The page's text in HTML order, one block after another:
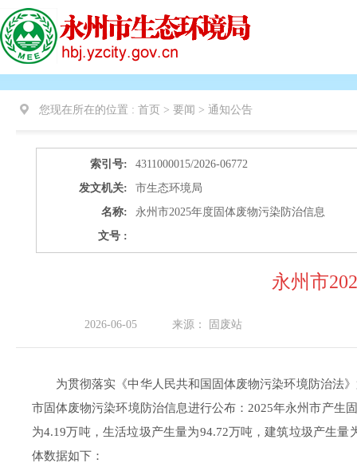
您现在所在的位置 : 首页 > 要闻 > 通知公告
索引号:
4311000015/2026-06772
发文机关:
市生态环境局
名称:
永州市2025年度固体废物污染防治信息
文号 :
永州市
2026-06-05 来源： 固废站
为贯彻落实《中华人民共和国固体废物污染环境防治法
市固体废物污染环境防治信息进行公布： 2025年永州市产生
为4.19万吨，生活垃圾产生量为94.72万吨，建筑垃圾产生量
体数据如下：